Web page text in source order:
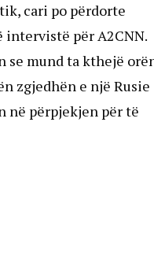
cari po përdorte
intervistë për A2CNN.
mund ta kthejë
zgjedhën e një Rusie
në përpjekjen për të